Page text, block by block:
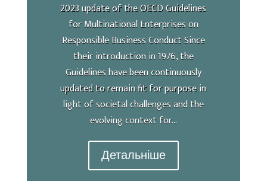
2023 update of the OECD Guidelines
for Multinational Enterprises on
Responsible Business Conduct Since
their introduction in 1976, the
Guidelines have been continuously
updated to remain fit for purpose in
light of societal challenges and the
evolving context for...
Детальніше